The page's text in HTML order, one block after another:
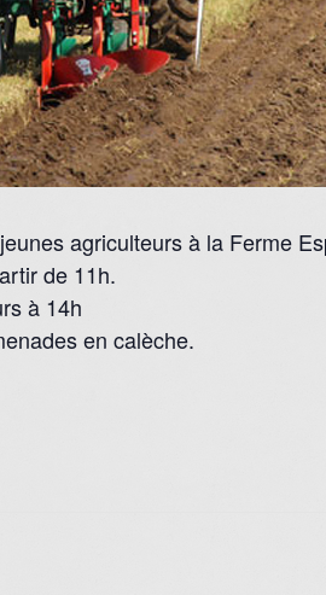
agriculteurs à la Ferme
de 11h.
à 14h
en calèche.